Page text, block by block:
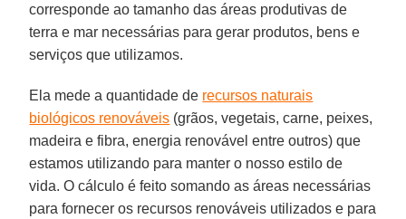
corresponde ao tamanho das áreas produtivas de
terra e mar necessárias para gerar produtos, bens e
serviços que utilizamos.
Ela mede a quantidade de recursos naturais
biológicos renováveis (grãos, vegetais, carne, peixes,
madeira e fibra, energia renovável entre outros) que
estamos utilizando para manter o nosso estilo de
vida. O cálculo é feito somando as áreas necessárias
para fornecer os recursos renováveis utilizados e para